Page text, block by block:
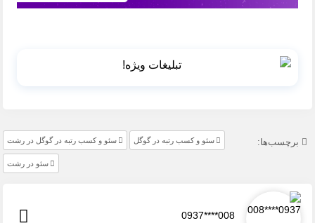
برچسب‌ها: سئو و کسب رتبه در گوگل سئو و کسب رتبه در گوگل در رشت
سئو در رشت
0937****008